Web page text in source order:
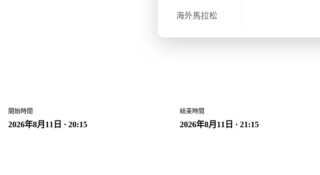
海外馬拉松
DeWonder 南極深度遊
開始時間
2026年8月11日 · 20:15
結束時間
2026年8月11日 · 21:15